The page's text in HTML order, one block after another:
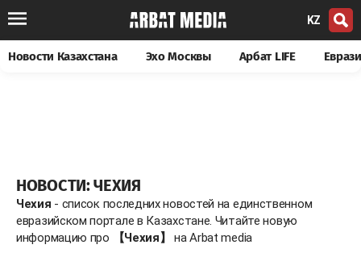
KZ
Новости Казахстана Эхо Москвы Арбат LIFE
НОВОСТИ: ЧЕХИЯ
Чехия - список последних новостей на единственном
евразийском портале в Казахстане. Читайте новую
информацию про
【Чехия】 на Arbat media